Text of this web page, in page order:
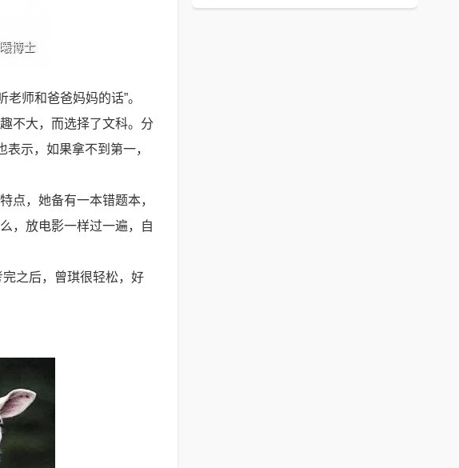
师和爸爸妈妈的话”。
不大，而选择了文科。分
示，如果拿不到第一，
点，她备有一本错题本，
，放电影一样过一遍，自
完之后，曾琪很轻松，好